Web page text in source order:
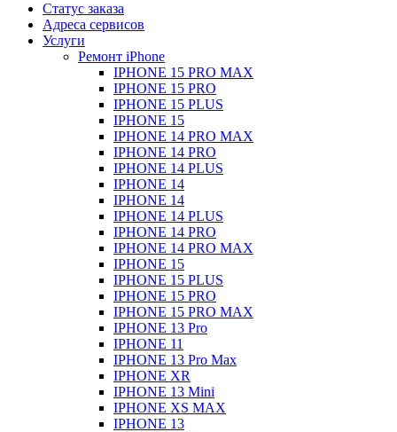
Статус заказа
Адреса сервисов
Услуги
Ремонт iPhone
IPHONE 15 PRO MAX
IPHONE 15 PRO
IPHONE 15 PLUS
IPHONE 15
IPHONE 14 PRO MAX
IPHONE 14 PRO
IPHONE 14 PLUS
IPHONE 14
IPHONE 14
IPHONE 14 PLUS
IPHONE 14 PRO
IPHONE 14 PRO MAX
IPHONE 15
IPHONE 15 PLUS
IPHONE 15 PRO
IPHONE 15 PRO MAX
IPHONE 13 Pro
IPHONE 11
IPHONE 13 Pro Max
IPHONE XR
IPHONE 13 Mini
IPHONE XS MAX
IPHONE 13